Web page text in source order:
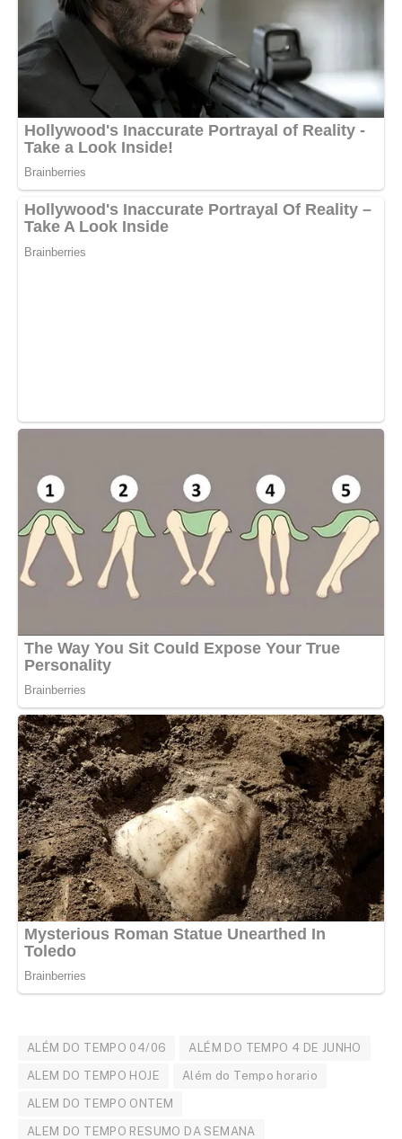
ALÉM DO TEMPO 04/06 ALÉM DO TEMPO 4 DE JUNHO
ALEM DO TEMPO HOJE Além do Tempo horario
ALEM DO TEMPO ONTEM
ALEM DO TEMPO RESUMO DA SEMANA